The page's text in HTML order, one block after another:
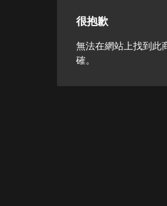
很抱歉
無法在網站上找到此
確。